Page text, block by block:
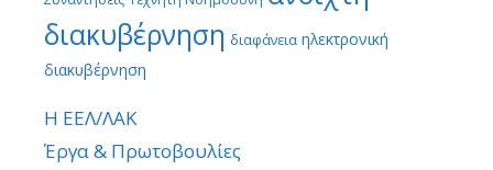
διακυβέρνηση διαφάνεια ηλεκτρονική
διακυβέρνηση
Η ΕΕΛ/ΛΑΚ
Έργα & Πρωτοβουλίες